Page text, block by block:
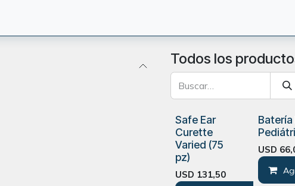
Todos los
Safe Ear
Curette
Varied (75
pz)
USD 131,50
Batería
USD